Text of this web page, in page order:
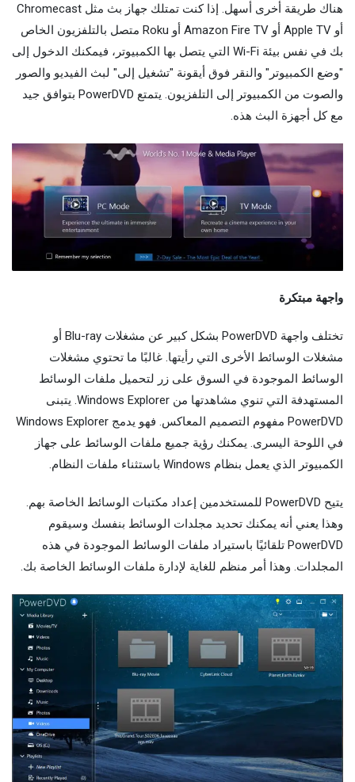
هناك طريقة أخرى أسهل. إذا كنت تمتلك جهاز بث مثل Chromecast
أو Apple TV أو Amazon Fire TV أو Roku متصل بالتلفزيون الخاص
بك في نفس بيئة Wi-Fi التي يتصل بها الكمبيوتر، فيمكنك الدخول إلى
"وضع الكمبيوتر" والنقر فوق أيقونة "تشغيل إلى" لبث الفيديو والصور
والصوت من الكمبيوتر إلى التلفزيون. يتمتع PowerDVD بتوافق جيد
مع كل أجهزة البث هذه.
واجهة مبتكرة
تختلف واجهة PowerDVD بشكل كبير عن مشغلات Blu-ray أو
مشغلات الوسائط الأخرى التي رأيتها. غالبًا ما تحتوي مشغلات
الوسائط الموجودة في السوق على زر لتحميل ملفات الوسائط
المستهدفة التي تنوي مشاهدتها من Windows Explorer. يتبنى
PowerDVD مفهوم التصميم المعاكس. فهو يدمج Windows Explorer
في اللوحة اليسرى. يمكنك رؤية جميع ملفات الوسائط على جهاز
الكمبيوتر الذي يعمل بنظام Windows باستثناء ملفات النظام.
يتيح PowerDVD للمستخدمين إعداد مكتبات الوسائط الخاصة بهم.
وهذا يعني أنه يمكنك تحديد مجلدات الوسائط بنفسك وسيقوم
PowerDVD تلقائيًا باستيراد ملفات الوسائط الموجودة في هذه
المجلدات. وهذا أمر منظم للغاية لإدارة ملفات الوسائط الخاصة بك.